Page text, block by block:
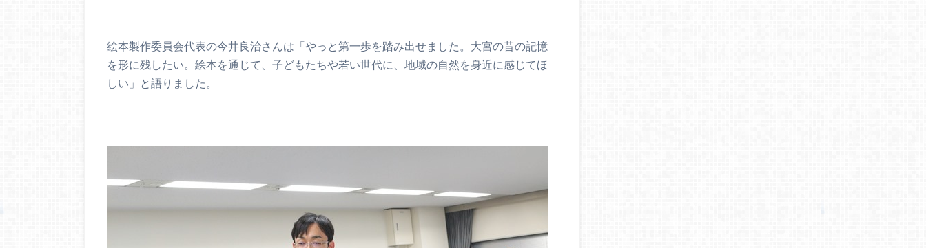
絵本製作委員会代表の今井良治さんは「やっと第一歩を踏み出せました。大宮の昔の記憶
を形に残したい。絵本を通じて、子どもたちや若い世代に、地域の自然を身近に感じてほ
しい」と語りました。